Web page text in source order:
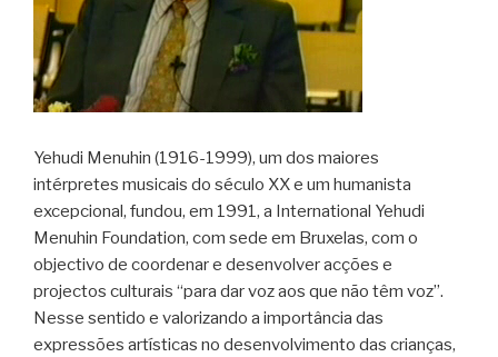
Yehudi Menuhin (1916-1999), um dos maiores
intérpretes musicais do século XX e um humanista
excepcional, fundou, em 1991, a International Yehudi
Menuhin Foundation, com sede em Bruxelas, com o
objectivo de coordenar e desenvolver acções e
projectos culturais “para dar voz aos que não têm voz”.
Nesse sentido e valorizando a importância das
expressões artísticas no desenvolvimento das crianças,